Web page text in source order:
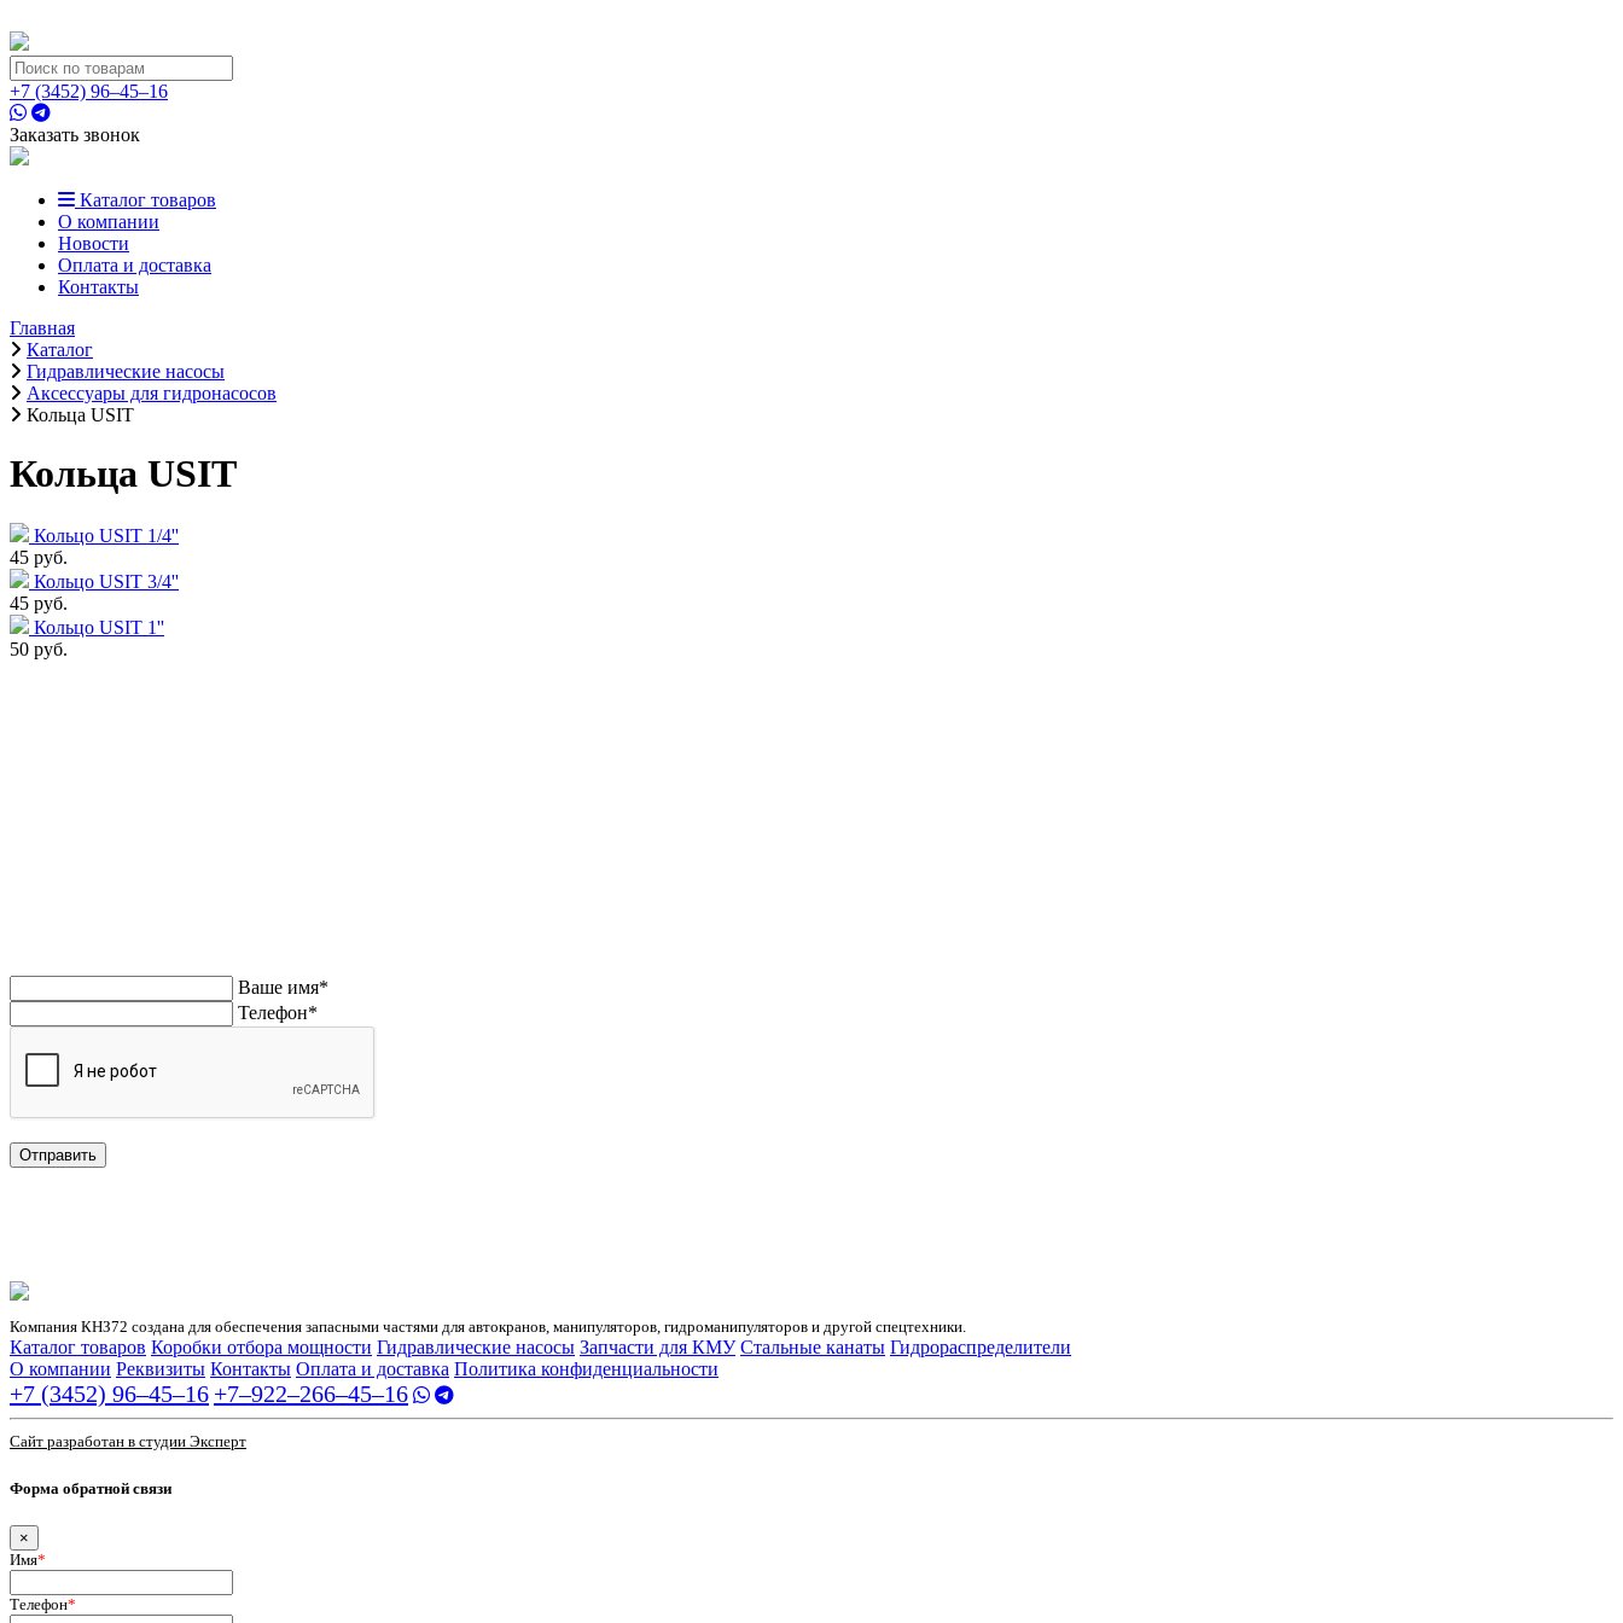
+7 (3452) 96‒45‒16
Заказать звонок
Каталог товаров
О компании
Новости
Оплата и доставка
Контакты
Главная
Каталог
Гидравлические насосы
Аксессуары для гидронасосов
Кольца USIT
Кольца USIT
Кольцо USIT 1/4''
45 руб.
Кольцо USIT 3/4''
45 руб.
Кольцо USIT 1''
50 руб.
Ваше имя*
Телефон*
Отправить
Компания КНЗ72 создана для обеспечения запасными частями для автокранов, манипуляторов, гидроманипуляторов и другой спецтехники.
Каталог товаров Коробки отбора мощности Гидравлические насосы Запчасти для КМУ Стальные канаты Гидрораспределители
О компании Реквизиты Контакты Оплата и доставка Политика конфиденциальности
+7 (3452) 96‒45‒16 +7‒922‒266‒45‒16
Сайт разработан в студии Эксперт
Форма обратной связи
×
Имя*
Телефон*